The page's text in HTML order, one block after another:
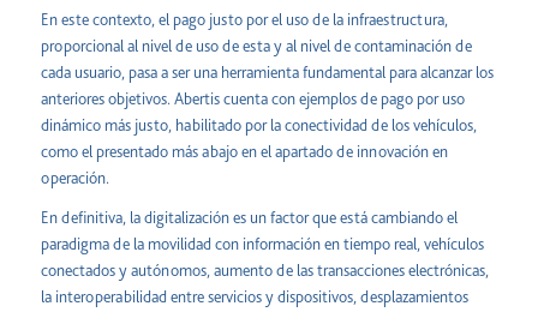
En este contexto, el pago justo por el uso de la infraestructura,
proporcional al nivel de uso de esta y al nivel de contaminación de
cada usuario, pasa a ser una herramienta fundamental para alcanzar los
anteriores objetivos. Abertis cuenta con ejemplos de pago por uso
dinámico más justo, habilitado por la conectividad de los vehículos,
como el presentado más abajo en el apartado de innovación en
operación.
En definitiva, la digitalización es un factor que está cambiando el
paradigma de la movilidad con información en tiempo real, vehículos
conectados y autónomos, aumento de las transacciones electrónicas,
la interoperabilidad entre servicios y dispositivos, desplazamientos